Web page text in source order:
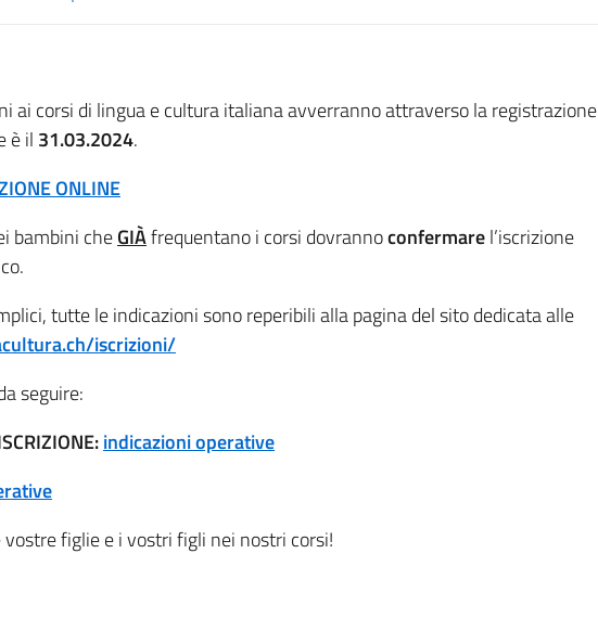
ai corsi di lingua e cultura italiana avverranno attraverso la registrazione
è il 31.03.2024.
ONLINE
bambini cheGIÀfrequentano i corsi dovrannoconfermarel’iscrizione
tutte le indicazioni sono reperibili alla pagina del sito dedicata alle
iscrizioni/
seguire:
indicazioni operative
figlie e i vostri figli nei nostri corsi!